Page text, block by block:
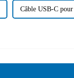
Câble USB-C